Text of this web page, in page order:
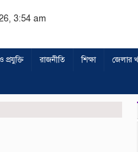
3:54 am
প্রযুক্তি রাজনীতি শিক্ষা জেলার